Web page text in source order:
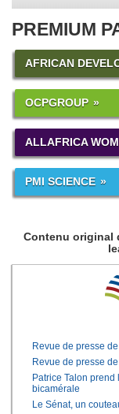
PREMIUM
AFRICAN
OCPGROUP
ALLAFRICA
PMI SCIENCE
Contenu original
Revue de presse
Revue de presse
Patrice Talon
bicamérale
Le Sénat, un